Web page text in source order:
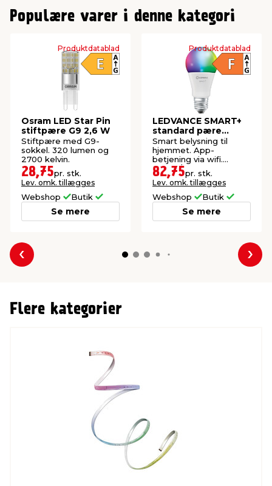
1
2
Populære varer i denne kategori
Produktdatablad
Osram LED Star Pin
stiftpære G9 2,6 W
Stiftpære med G9-
sokkel. 320 lumen og
2700 kelvin.
28,75pr. stk.
Lev. omk. tillægges
Webshop Butik
Se mere
Produktdatablad
LEDVANCE SMART+
standard pære
RGBW E27 9 W
Smart belysning til
hjemmet. App-
betjening via wifi.
Farvet/hvidt lys
(RGB+TW).
82,75pr. stk.
Lev. omk. tillægges
Webshop Butik
Se mere
Forrige
Flere kategorier